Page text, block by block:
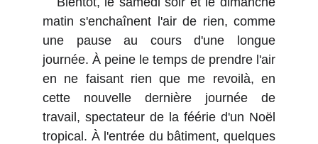
matin s'enchaînent l'air de rien, comme
une pause au cours d'une longue
journée. À peine le temps de prendre l'air
en ne faisant rien que me revoilà, en
cette nouvelle dernière journée de
travail, spectateur de la féérie d'un Noël
tropical. À l'entrée du bâtiment, quelques